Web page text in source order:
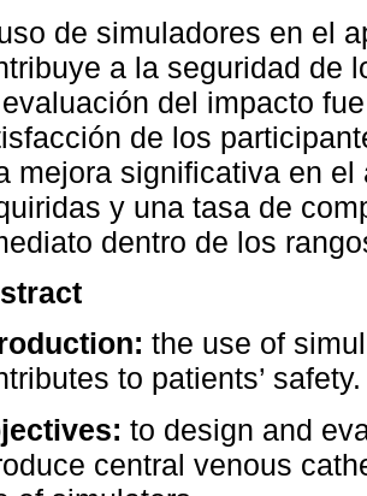
de simuladores en el
a la seguridad de
del impacto
de los
mejora significativa en
y una tasa de
dentro de los
the use of
to patients’ safety.
to design and
central venous